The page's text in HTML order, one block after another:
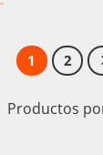
1 2
Productos